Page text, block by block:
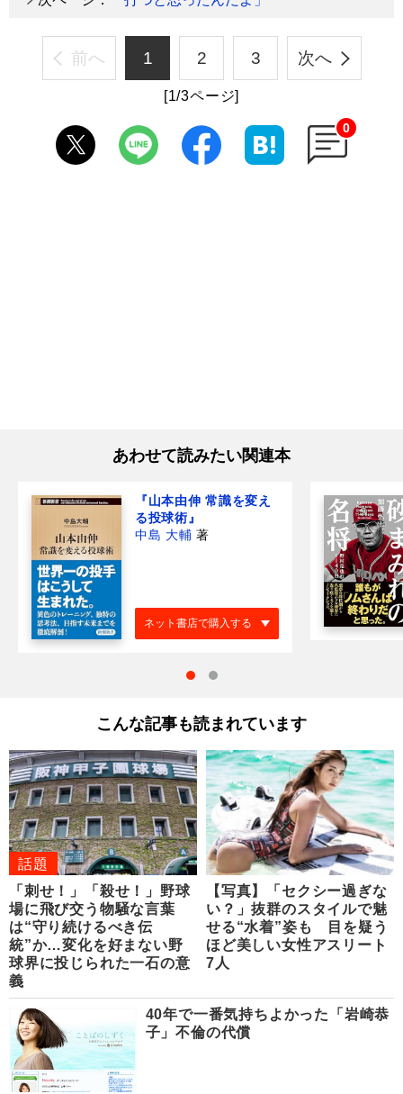
前へ 1 2 3 次へ
[1/3ページ]
0
あわせて読みたい関連本
『山本由伸 常識を変え
る投球術』
中島 大輔 著
ネット書店で購入する
こんな記事も読まれています
話題
「刺せ！」「殺せ！」野球
場に飛び交う物騒な言葉
は“守り続けるべき伝
統”か…変化を好まない野
球界に投じられた一石の意
義
【写真】「セクシー過ぎな
い？」抜群のスタイルで魅
せる“水着”姿も 目を疑う
ほど美しい女性アスリート
7人
40年で一番気持ちよかった「岩崎恭
子」不倫の代償